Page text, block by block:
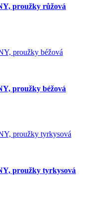
proužky růžová
proužky béžová
proužky tyrkysová